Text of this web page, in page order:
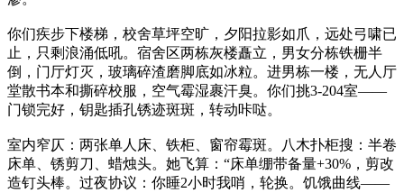
你们疾步下楼梯，校舍草坪空旷，夕阳拉影如爪，远处弓啸已
止，只剩浪涌低吼。宿舍区两栋灰楼矗立，男女分栋铁栅半
倒，门厅灯灭，玻璃碎渣磨脚底如冰粒。进男栋一楼，无人厅
堂散书本和撕碎校服，空气霉湿裹汗臭。你们挑3-204室——
门锁完好，钥匙插孔锈迹斑斑，转动咔哒。
室内窄仄：两张单人床、铁柜、窗帘霉斑。八木扑柜搜：半卷
床单、锈剪刀、蜡烛头。她飞算：“床单绷带备量+30%，剪改
造钉头棒。过夜协议：你睡2小时我哨，轮换。饥饿曲线——